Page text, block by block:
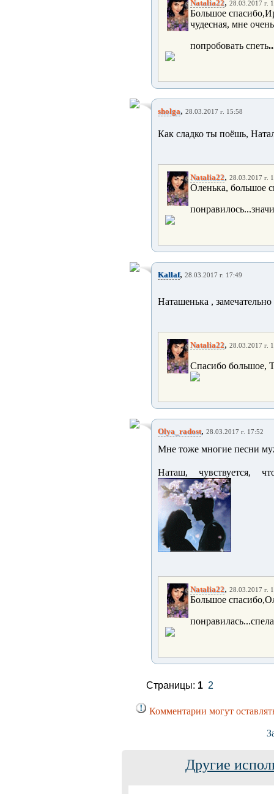
Natalia22, 28.03.2017 г.
Большое
чудесная, мне
попробовать спеть
sholga, 28.03.2017 г. 15:58
Как сладко ты поёшь,
Natalia22, 28.03.2017 г.
Оленька, большое
Kallaf, 28.03.2017 г. 17:49
Наташенька ,
Natalia22, 28.03.2017 г.
Спасибо большое,
Olya_radost, 28.03.2017 г. 17:52
Мне тоже многие песни
Наташ, чувствуется,
Natalia22, 28.03.2017 г.
Большое
Страницы: 1 2
Комментарии могут
Другие